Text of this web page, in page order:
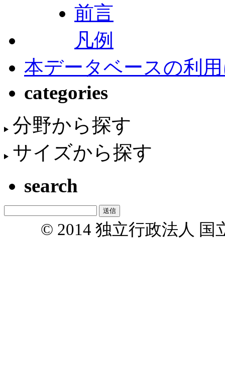
前言
凡例
本データベースの利
categories
分野から探す
サイズから探す
search
© 2014 独立行政法人 国